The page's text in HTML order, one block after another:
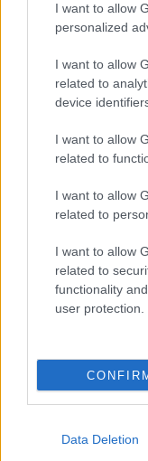
I want to allow
personalized
I want to allow
related to
device
I want to allow
related to
I want to allow
related to
I want to allow
related to
functionality
user protection.
Data Deletion
3 napja
Idén már nem